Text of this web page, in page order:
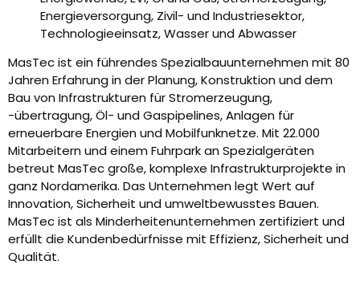
Energieversorgung, Zivil- und Industriesektor,
Technologieeinsatz, Wasser und Abwasser
MasTec ist ein führendes Spezialbauunternehmen mit 80
Jahren Erfahrung in der Planung, Konstruktion und dem
Bau von Infrastrukturen für Stromerzeugung,
-übertragung, Öl- und Gaspipelines, Anlagen für
erneuerbare Energien und Mobilfunknetze. Mit 22.000
Mitarbeitern und einem Fuhrpark an Spezialgeräten
betreut MasTec große, komplexe Infrastrukturprojekte in
ganz Nordamerika. Das Unternehmen legt Wert auf
Innovation, Sicherheit und umweltbewusstes Bauen.
MasTec ist als Minderheitenunternehmen zertifiziert und
erfüllt die Kundenbedürfnisse mit Effizienz, Sicherheit und
Qualität.